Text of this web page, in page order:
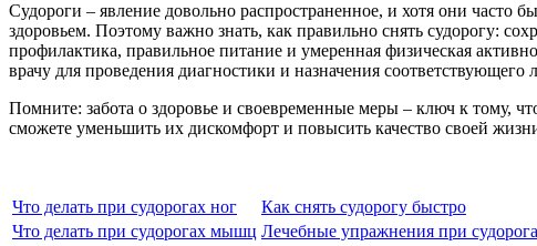
Судороги – явление довольно распространенное, и хотя они
здоровьем. Поэтому важно знать, как правильно снять судорогу:
профилактика, правильное питание и умеренная физическая
врачу для проведения диагностики и назначения соответствующего
Помните: забота о здоровье и своевременные меры – ключ к тому,
сможете уменьшить их дискомфорт и повысить качество своей
Что делать при судорогах ног Как снять судорогу быстро
Что делать при судорогах мышц Лечебные упражнения при